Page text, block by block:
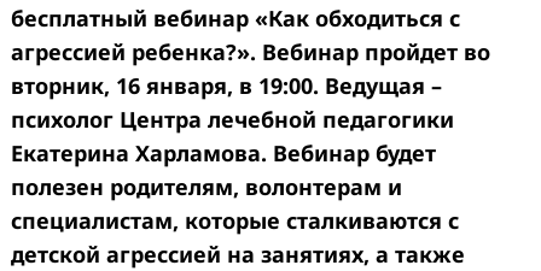
бесплатный вебинар «Как обходиться с
агрессией ребенка?». Вебинар пройдет во
вторник, 16 января, в 19:00. Ведущая –
психолог Центра лечебной педагогики
Екатерина Харламова. Вебинар будет
полезен родителям, волонтерам и
специалистам, которые сталкиваются с
детской агрессией на занятиях, а также